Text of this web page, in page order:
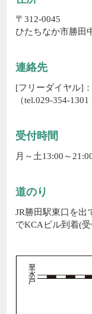
〒312-0045
ひたちなか市勝田
連絡先
[フリーダイヤル]
（tel.029-354-
受付時間
月～土13:00～
道のり
JR勝田駅東口を出
でKCAビル到着(